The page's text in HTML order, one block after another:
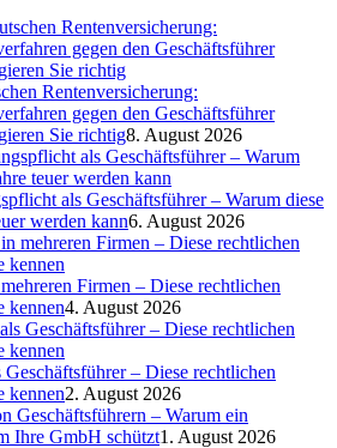
Rentenversicherung:
gegen den Geschäftsführer
Sie richtig8. August 2026
als Geschäftsführer – Warum diese
werden kann6. August 2026
Firmen – Diese rechtlichen
kennen4. August 2026
Geschäftsführer – Diese rechtlichen
kennen2. August 2026
Geschäftsführern – Warum ein
Ihre GmbH schützt1. August 2026